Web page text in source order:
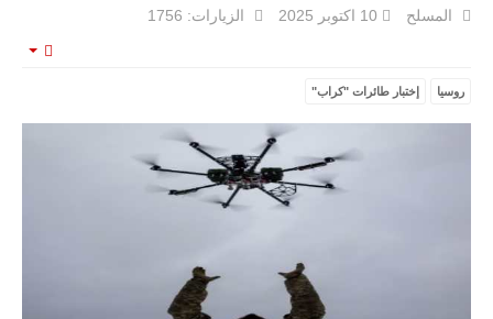
تدريبات
فلينتلوك
2026 الدولية
بمشاركة
جيوش وقادة
في خطوة
تُوصف بأنها
اختبار عملي
المسلح 10 اكتوبر 2025 الزيارات: 1756
روسيا إختبار طائرات "كراب"